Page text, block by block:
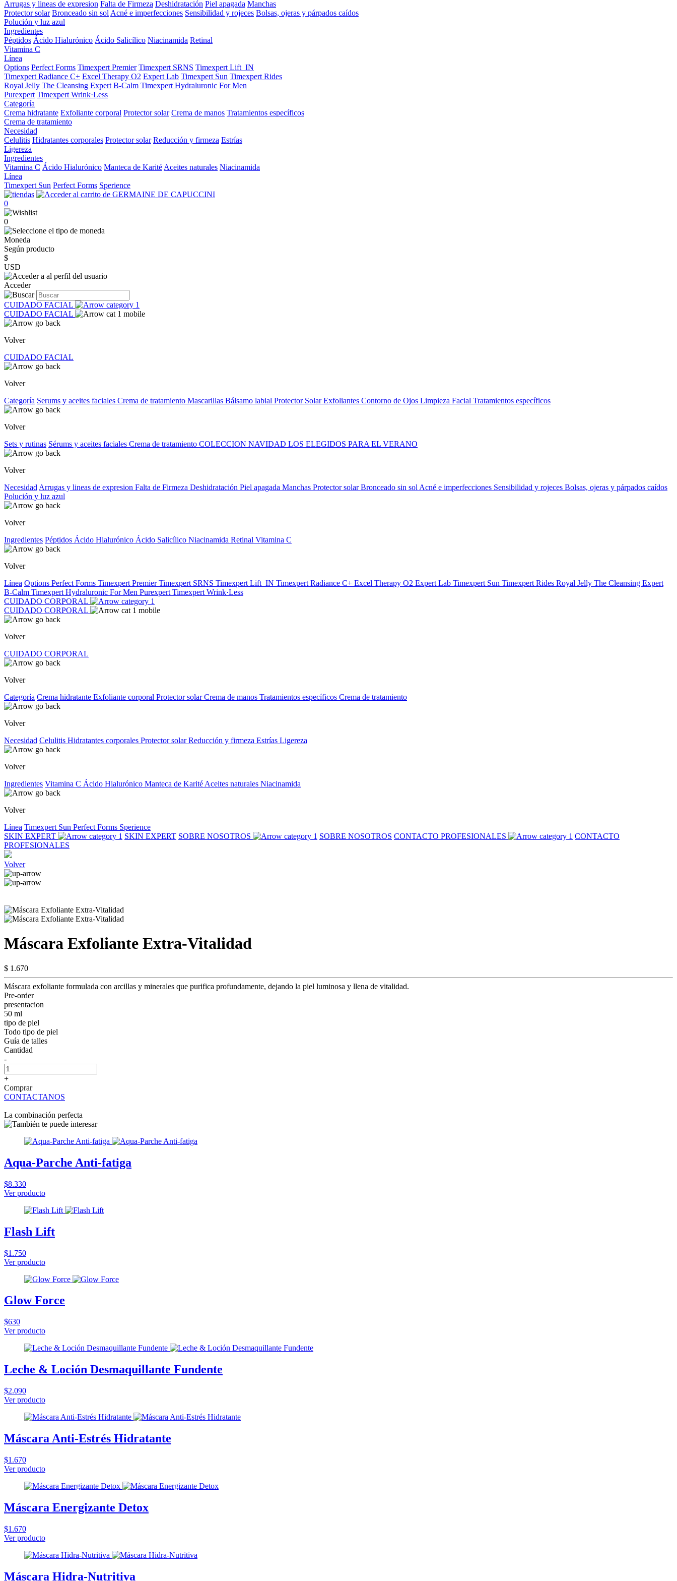
Arrugas y lineas de expresion Falta de Firmeza Deshidratación Piel apagada Manchas
Protector solar Bronceado sin sol Acné e imperfecciones Sensibilidad y rojeces Bolsas, ojeras y párpados caídos
Polución y luz azul
Ingredientes
Péptidos Ácido Hialurónico Ácido Salicílico Niacinamida Retinal
Vitamina C
Línea
Options Perfect Forms Timexpert Premier Timexpert SRNS Timexpert Lift_IN
Timexpert Radiance C+ Excel Therapy O2 Expert Lab Timexpert Sun Timexpert Rides
Royal Jelly The Cleansing Expert B-Calm Timexpert Hydraluronic For Men
Purexpert Timexpert Wrink·Less
Categoría
Crema hidratante Exfoliante corporal Protector solar Crema de manos Tratamientos específicos
Crema de tratamiento
Necesidad
Celulitis Hidratantes corporales Protector solar Reducción y firmeza Estrías
Ligereza
Ingredientes
Vitamina C Ácido Hialurónico Manteca de Karité Aceites naturales Niacinamida
Línea
Timexpert Sun Perfect Forms Sperience
0
0
Moneda
Según producto
$
USD
Acceder
CUIDADO FACIAL
CUIDADO FACIAL
Volver
CUIDADO FACIAL
Volver
Categoría Serums y aceites faciales Crema de tratamiento Mascarillas Bálsamo labial Protector SolarExfoliantes Contorno de Ojos Limpieza Facial Tratamientos específicos
Volver
Sets y rutinas Sérums y aceites faciales Crema de tratamiento COLECCION NAVIDAD LOS ELEGIDOS PARA EL VERANO
Volver
Necesidad Arrugas y lineas de expresion Falta de Firmeza Deshidratación Piel apagada Manchas Protector solarBronceado sin sol Acné e imperfecciones Sensibilidad y rojeces Bolsas, ojeras y párpados caídos
Polución y luz azul
Volver
Ingredientes Péptidos Ácido Hialurónico Ácido Salicílico Niacinamida Retinal Vitamina C
Volver
Línea Options Perfect Forms Timexpert PremierTimexpert SRNS Timexpert Lift_IN Timexpert Radiance C+ Excel Therapy O2 Expert Lab Timexpert Sun Timexpert Rides Royal Jelly The Cleansing Expert
B-Calm Timexpert Hydraluronic For Men Purexpert Timexpert Wrink·Less
CUIDADO CORPORAL
CUIDADO CORPORAL
Volver
CUIDADO CORPORAL
Volver
Categoría Crema hidratante Exfoliante corporal Protector solarCrema de manos Tratamientos específicos Crema de tratamiento
Volver
Necesidad Celulitis Hidratantes corporales Protector solarReducción y firmeza Estrías Ligereza
Volver
Ingredientes Vitamina C Ácido Hialurónico Manteca de Karité Aceites naturales Niacinamida
Volver
Línea Timexpert Sun Perfect Forms Sperience
SKIN EXPERT
SKIN EXPERT SOBRE NOSOTROS SOBRE NOSOTROS CONTACTO PROFESIONALES
CONTACTO
PROFESIONALES
Volver
Máscara Exfoliante Extra-Vitalidad
$ 1.670
Máscara exfoliante formulada con arcillas y minerales que purifica profundamente, dejando la piel luminosa y llena de vitalidad.
Pre-order
presentacion
50 ml
tipo de piel
Todo tipo de piel
Guía de talles
Cantidad
-
+
Comprar
CONTACTANOS
La combinación perfecta
Aqua-Parche Anti-fatiga
$8.330
Ver producto
Flash Lift
$1.750
Ver producto
Glow Force
$630
Ver producto
Leche & Loción Desmaquillante Fundente
$2.090
Ver producto
Máscara Anti-Estrés Hidratante
$1.670
Ver producto
Máscara Energizante Detox
$1.670
Ver producto
Máscara Hidra-Nutritiva